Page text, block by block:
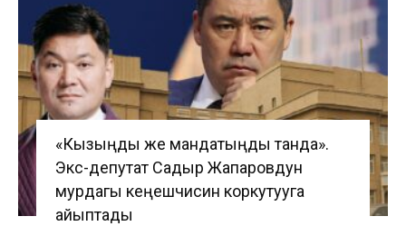
«Кызыңды же мандатыңды танда».
Экс-депутат Садыр Жапаровдун
мурдагы кеңешчисин коркутууга
айыптады